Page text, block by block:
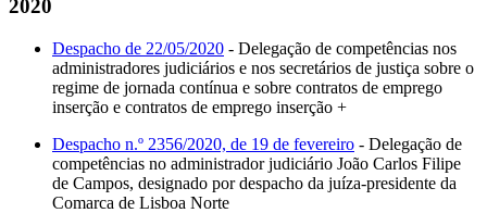
2020
Despacho de 22/05/2020 - Delegação de competências nos
administradores judiciários e nos secretários de justiça sobre o
regime de jornada contínua e sobre contratos de emprego
inserção e contratos de emprego inserção +
Despacho n.º 2356/2020, de 19 de fevereiro - Delegação de
competências no administrador judiciário João Carlos Filipe
de Campos, designado por despacho da juíza-presidente da
Comarca de Lisboa Norte